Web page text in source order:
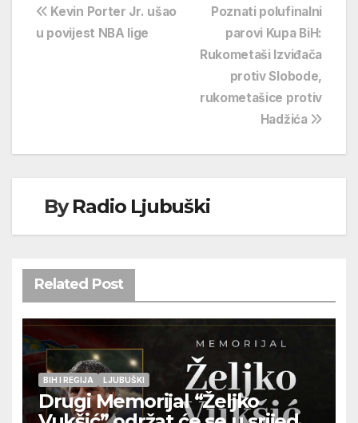
Navigacija
objava
Poznati polufinalni
parovi Kupa BiH:
Rukometaši Izviđača
protiv Slobode,
rukometašice protiv
Hadžića
Kevin Porter Jr. ušao
u povijest NBA lige
ByRadio Ljubuški
Related Post
BIH I REGIJA LJUBUŠKI
Drugi Memorijal “Željko